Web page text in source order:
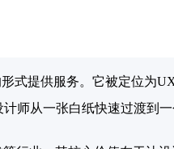
形式提供服务。它被定位为
师从一张白纸快速过渡到